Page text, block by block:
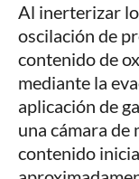
Al inerterizar
oscilación de
contenido de
mediante la
aplicación de
una cámara de
contenido